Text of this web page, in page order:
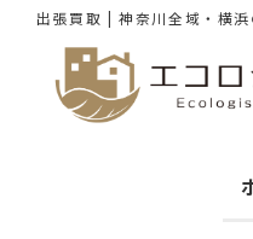
出張買取 | 神奈川全域・横